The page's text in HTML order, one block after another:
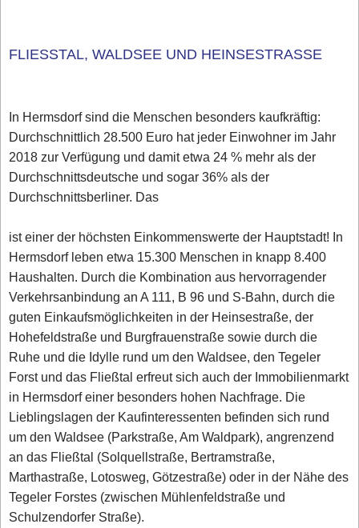
FLIESSTAL, WALDSEE UND HEINSESTRASSE
In Hermsdorf sind die Menschen besonders kaufkräftig:
Durchschnittlich 28.500 Euro hat jeder Einwohner im Jahr
2018 zur Verfügung und damit etwa 24 % mehr als der
Durchschnittsdeutsche und sogar 36% als der
Durchschnittsberliner. Das
ist einer der höchsten Einkommenswerte der Hauptstadt! In
Hermsdorf leben etwa 15.300 Menschen in knapp 8.400
Haushalten. Durch die Kombination aus hervorragender
Verkehrsanbindung an A 111, B 96 und S-Bahn, durch die
guten Einkaufsmöglichkeiten in der Heinsestraße, der
Hohefeldstraße und Burgfrauenstraße sowie durch die
Ruhe und die Idylle rund um den Waldsee, den Tegeler
Forst und das Fließtal erfreut sich auch der Immobilienmarkt
in Hermsdorf einer besonders hohen Nachfrage. Die
Lieblingslagen der Kaufinteressenten befinden sich rund
um den Waldsee (Parkstraße, Am Waldpark), angrenzend
an das Fließtal (Solquellstraße, Bertramstraße,
Marthastraße, Lotosweg, Götzestraße) oder in der Nähe des
Tegeler Forstes (zwischen Mühlenfeldstraße und
Schulzendorfer Straße).